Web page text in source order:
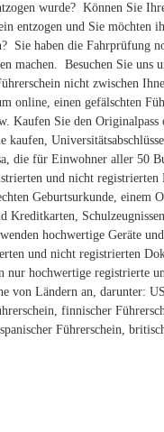
wurde? Können Sie
entzogen und Sie möchten
Sie haben die Fahrprüfung
machen. Besuchen Sie uns
nicht zwischen
online, einen gefälschten
Sie den
die für Einwohner aller 50
und nicht registrierten
Geburtsurkunde, einem
hochwertige Geräte
und nicht registrierten
hochwertige registrierte
von Ländern an, darunter:
finnischer
Führerschein,